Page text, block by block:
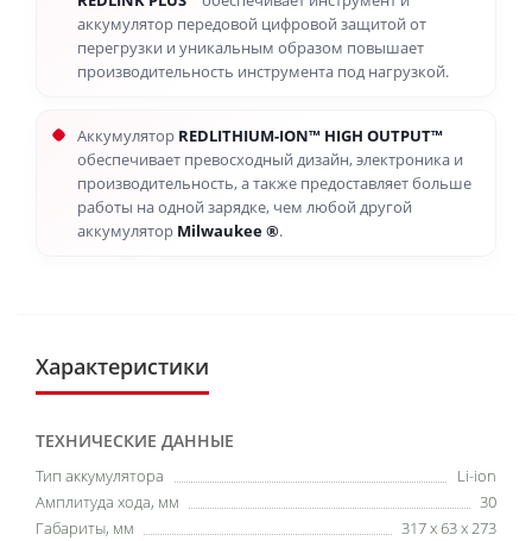
аккумулятор передовой цифровой защитой от
перегрузки и уникальным образом повышает
производительность инструмента под нагрузкой.
Аккумулятор REDLITHIUM-ION™ HIGH OUTPUT™
обеспечивает превосходный дизайн, электроника и
производительность, а также предоставляет больше
работы на одной зарядке, чем любой другой
аккумулятор Milwaukee®.
Характеристики
ТЕХНИЧЕСКИЕ ДАННЫЕ
Тип аккумулятора
Li-ion
Амплитуда хода, мм
30
Габариты, мм
317 х 63 х 273